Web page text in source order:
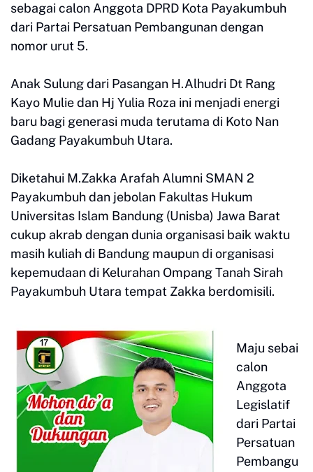
sebagai calon Anggota DPRD Kota Payakumbuh
dari Partai Persatuan Pembangunan dengan
nomor urut 5.
Anak Sulung dari Pasangan H.Alhudri Dt Rang
Kayo Mulie dan Hj Yulia Roza ini menjadi energi
baru bagi generasi muda terutama di Koto Nan
Gadang Payakumbuh Utara.
Diketahui M.Zakka Arafah Alumni SMAN 2
Payakumbuh dan jebolan Fakultas Hukum
Universitas Islam Bandung (Unisba) Jawa Barat
cukup akrab dengan dunia organisasi baik waktu
masih kuliah di Bandung maupun di organisasi
kepemudaan di Kelurahan Ompang Tanah Sirah
Payakumbuh Utara tempat Zakka berdomisili.
Maju sebai
calon
Anggota
Legislatif
dari Partai
Persatuan
Pembangu